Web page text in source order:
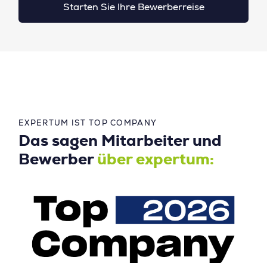
Starten Sie Ihre Bewerberreise
EXPERTUM IST TOP COMPANY
Das sagen Mitarbeiter und
Bewerber über expertum: